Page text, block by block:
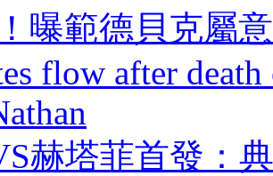
 ！曝範德貝克
flow after
赫塔菲首發